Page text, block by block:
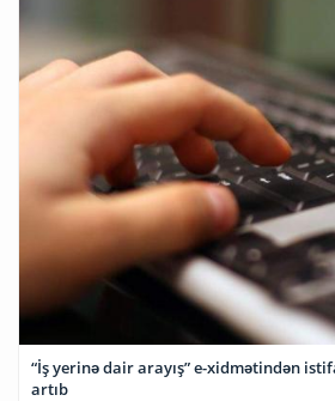
“İş yerinə dair arayış” e-xidmətindən
artıb